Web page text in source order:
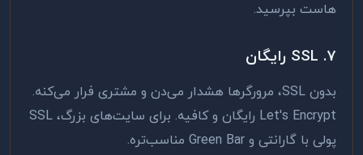
هاست بپرسید.
۷. SSL رایگان
بدون SSL، مرورگرها هشدار می‌دن و مشتری فرار می‌کنه.
Let's Encrypt رایگان و کافیه. برای سایت‌های بزرگ، SSL
پولی با گارانتی و Green Bar مناسب‌تره.